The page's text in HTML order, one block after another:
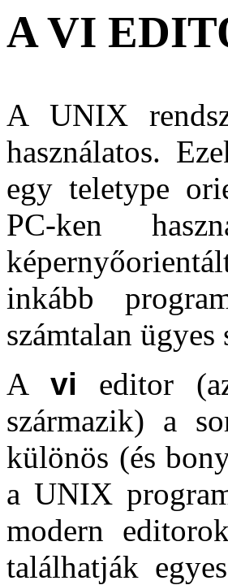
A VI
A UNIX
használatos.
egy teletype
PC-ken
inkább
számtalan
A vi editor
származik) a
különös (és
a UNIX
modern
találhatják